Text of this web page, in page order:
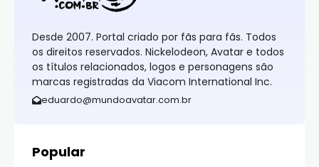
Desde 2007. Portal criado por fãs para fãs. Todos
os direitos reservados. Nickelodeon, Avatar e todos
os títulos relacionados, logos e personagens são
marcas registradas da Viacom International Inc.
eduardo@mundoavatar.com.br
Popular